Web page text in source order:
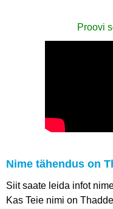
Proovi
Nime tähendus on
Siit saate leida infot
Kas Teie nimi on